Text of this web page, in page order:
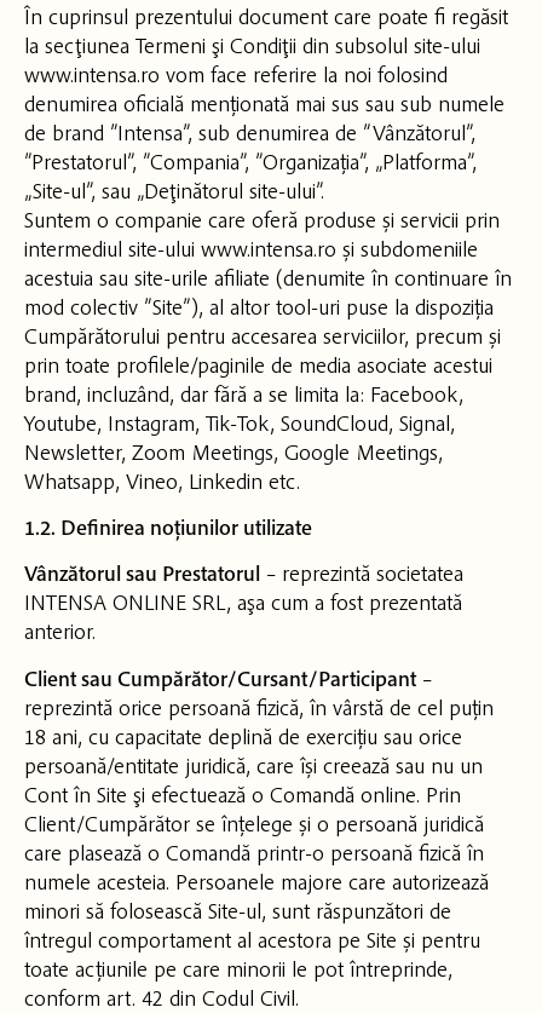
În cuprinsul prezentului document care poate fi regăsit
la secţiunea Termeni şi Condiţii din subsolul site-ului
www.intensa.ro vom face referire la noi folosind
denumirea oficială menționată mai sus sau sub numele
de brand ”Intensa”, sub denumirea de ”Vânzătorul”,
”Prestatorul”, ”Compania”, ”Organizația”, „Platforma”,
„Site-ul”, sau „Deţinătorul site-ului”.
Suntem o companie care oferă produse și servicii prin
intermediul site-ului www.intensa.ro și subdomeniile
acestuia sau site-urile afiliate (denumite în continuare în
mod colectiv ”Site”), al altor tool-uri puse la dispoziția
Cumpărătorului pentru accesarea serviciilor, precum și
prin toate profilele/paginile de media asociate acestui
brand, incluzând, dar fără a se limita la: Facebook,
Youtube, Instagram, Tik-Tok, SoundCloud, Signal,
Newsletter, Zoom Meetings, Google Meetings,
Whatsapp, Vineo, Linkedin etc.
1.2. Definirea noțiunilor utilizate
Vânzătorul sau Prestatorul – reprezintă societatea
INTENSA ONLINE SRL, aşa cum a fost prezentată
anterior.
Client sau Cumpărător/Cursant/Participant–
reprezintă orice persoană fizică, în vârstă de cel puțin
18 ani, cu capacitate deplină de exercițiu sau orice
persoană/entitate juridică, care își creează sau nu un
Cont în Site şi efectuează o Comandă online. Prin
Client/Cumpărător se înțelege și o persoană juridică
care plasează o Comandă printr-o persoană fizică în
numele acesteia. Persoanele majore care autorizează
minori să folosească Site-ul, sunt răspunzători de
întregul comportament al acestora pe Site și pentru
toate acțiunile pe care minorii le pot întreprinde,
conform art. 42 din Codul Civil.